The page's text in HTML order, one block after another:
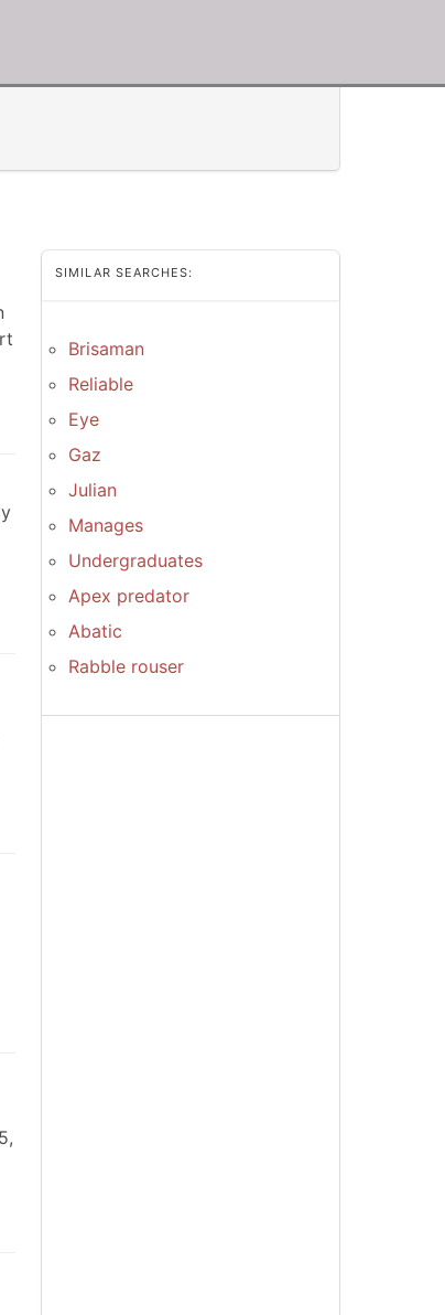
SIMILAR SEARCHES:
Brisaman
Reliable
Eye
Gaz
Julian
Manages
Undergraduates
Apex predator
Abatic
Rabble rouser